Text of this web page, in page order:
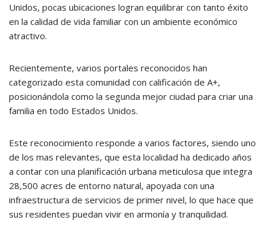
Unidos, pocas ubicaciones logran equilibrar con tanto éxito
en la calidad de vida familiar con un ambiente económico
atractivo.
Recientemente, varios portales reconocidos han
categorizado esta comunidad con calificación de A+,
posicionándola como la segunda mejor ciudad para criar una
familia en todo Estados Unidos.
Este reconocimiento responde a varios factores, siendo uno
de los mas relevantes, que esta localidad ha dedicado años
a contar con una planificación urbana meticulosa que integra
28,500 acres de entorno natural, apoyada con una
infraestructura de servicios de primer nivel, lo que hace que
sus residentes puedan vivir en armonía y tranquilidad.